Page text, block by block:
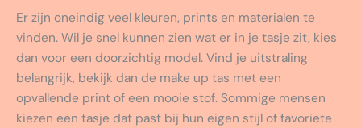
Er zijn oneindig veel kleuren, prints en materialen te
vinden. Wil je snel kunnen zien wat er in je tasje zit, kies
dan voor een doorzichtig model. Vind je uitstraling
belangrijk, bekijk dan de make up tas met een
opvallende print of een mooie stof. Sommige mensen
kiezen een tasje dat past bij hun eigen stijl of favoriete